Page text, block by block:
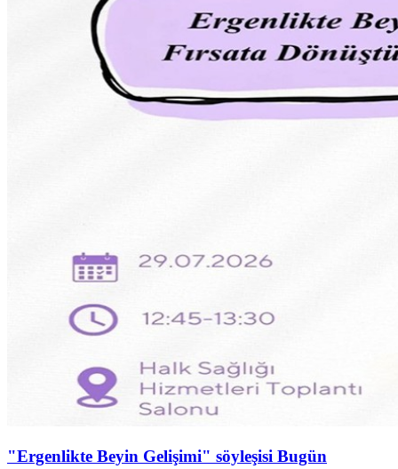
"Ergenlikte Beyin Gelişimi" söyleşisi Bugün